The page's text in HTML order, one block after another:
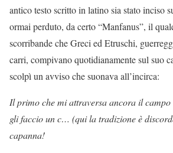
antico testo scritto in latino sia stato inciso
ormai perduto, da certo “Manfanus”, il
scorribande che Greci ed Etruschi,
carri, compivano quotidianamente sul suo
scolpì un avviso che suonava all’incirca:
Il primo che mi attraversa ancora il campo
gli faccio un c… (qui la tradizione è
capanna!